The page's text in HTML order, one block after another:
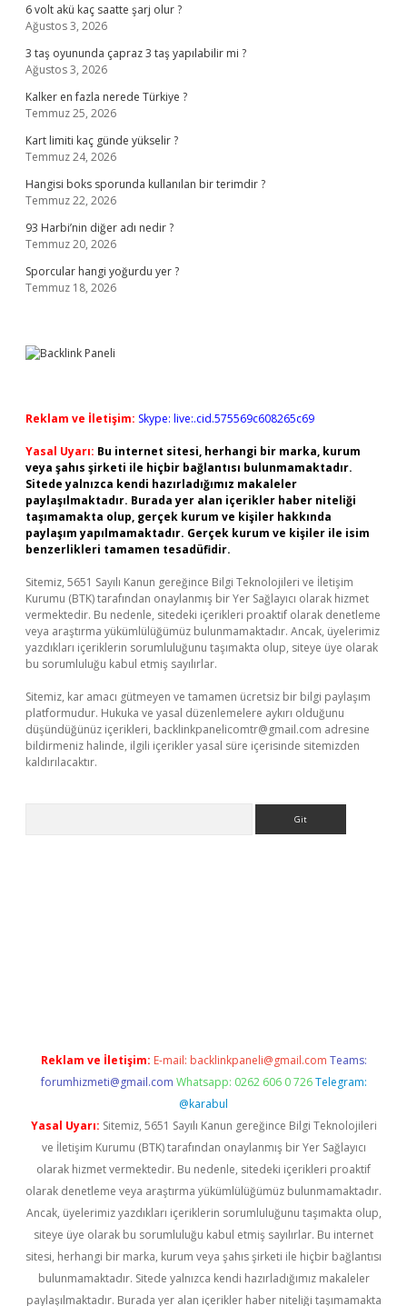
6 volt akü kaç saatte şarj olur ?
Ağustos 3, 2026
3 taş oyununda çapraz 3 taş yapılabilir mi ?
Ağustos 3, 2026
Kalker en fazla nerede Türkiye ?
Temmuz 25, 2026
Kart limiti kaç günde yükselir ?
Temmuz 24, 2026
Hangisi boks sporunda kullanılan bir terimdir ?
Temmuz 22, 2026
93 Harbi’nin diğer adı nedir ?
Temmuz 20, 2026
Sporcular hangi yoğurdu yer ?
Temmuz 18, 2026
Reklam ve İletişim: Skype: live:.cid.575569c608265c69
Yasal Uyarı: Bu internet sitesi, herhangi bir marka, kurum
veya şahıs şirketi ile hiçbir bağlantısı bulunmamaktadır.
Sitede yalnızca kendi hazırladığımız makaleler
paylaşılmaktadır. Burada yer alan içerikler haber niteliği
taşımamakta olup, gerçek kurum ve kişiler hakkında
paylaşım yapılmamaktadır. Gerçek kurum ve kişiler ile isim
benzerlikleri tamamen tesadüfidir.
Sitemiz, 5651 Sayılı Kanun gereğince Bilgi Teknolojileri ve İletişim
Kurumu (BTK) tarafından onaylanmış bir Yer Sağlayıcı olarak hizmet
vermektedir. Bu nedenle, sitedeki içerikleri proaktif olarak denetleme
veya araştırma yükümlülüğümüz bulunmamaktadır. Ancak, üyelerimiz
yazdıkları içeriklerin sorumluluğunu taşımakta olup, siteye üye olarak
bu sorumluluğu kabul etmiş sayılırlar.
Sitemiz, kar amacı gütmeyen ve tamamen ücretsiz bir bilgi paylaşım
platformudur. Hukuka ve yasal düzenlemelere aykırı olduğunu
düşündüğünüz içerikleri, backlinkpanelicomtr@gmail.com adresine
bildirmeniz halinde, ilgili içerikler yasal süre içerisinde sitemizden
kaldırılacaktır.
Reklam ve İletişim: E-mail: backlinkpaneli@gmail.com Teams:
forumhizmeti@gmail.com Whatsapp: 0262 606 0 726 Telegram:
@karabul
Yasal Uyarı: Sitemiz, 5651 Sayılı Kanun gereğince Bilgi Teknolojileri
ve İletişim Kurumu (BTK) tarafından onaylanmış bir Yer Sağlayıcı
olarak hizmet vermektedir. Bu nedenle, sitedeki içerikleri proaktif
olarak denetleme veya araştırma yükümlülüğümüz bulunmamaktadır.
Ancak, üyelerimiz yazdıkları içeriklerin sorumluluğunu taşımakta olup,
siteye üye olarak bu sorumluluğu kabul etmiş sayılırlar. Bu internet
sitesi, herhangi bir marka, kurum veya şahıs şirketi ile hiçbir bağlantısı
bulunmamaktadır. Sitede yalnızca kendi hazırladığımız makaleler
paylaşılmaktadır. Burada yer alan içerikler haber niteliği taşımamakta